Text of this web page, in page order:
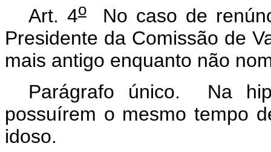
Art. 4oNo caso de
Presidente da Comissão de
mais antigo enquanto não
Parágrafo único. Na
possuírem o mesmo tempo
idoso.